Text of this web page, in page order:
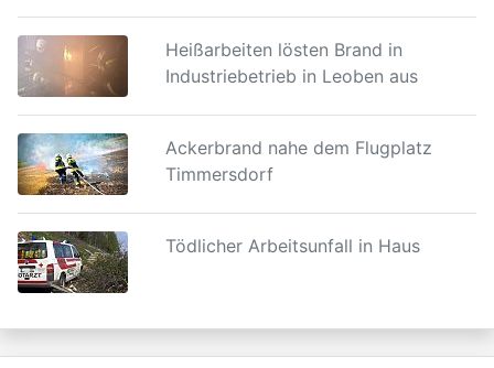
Heißarbeiten lösten Brand in
Industriebetrieb in Leoben aus
Ackerbrand nahe dem Flugplatz
Timmersdorf
Tödlicher Arbeitsunfall in Haus